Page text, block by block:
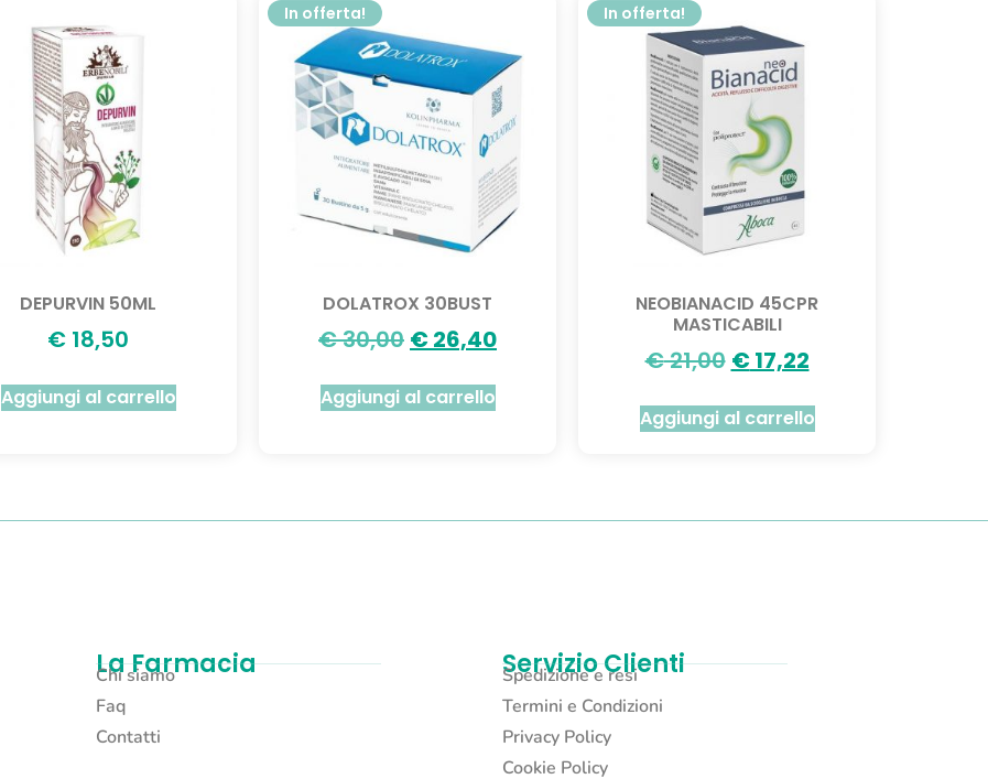
DEPURVIN 50ML
€ 18,50
Aggiungi al carrello
In offerta!
DOLATROX 30BUST
€30,00 €26,40
Aggiungi al carrello
In offerta!
NEOBIANACID 45CPR
MASTICABILI
€21,00 €17,22
Aggiungi al carrello
La Farmacia
Chi siamo
Faq
Contatti
Servizio Clienti
Spedizione e resi
Termini e Condizioni
Privacy Policy
Cookie Policy